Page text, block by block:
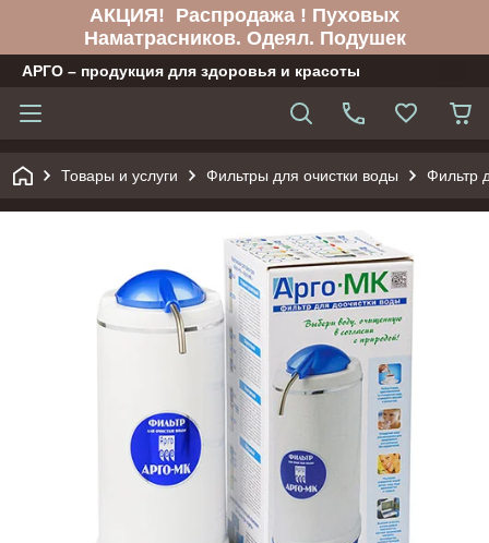
АКЦИЯ! Распродажа ! Пуховых
Наматрасников. Одеял. Подушек
АРГО – продукция для здоровья и красоты
Товары и услуги Фильтры для очистки воды Фильтр